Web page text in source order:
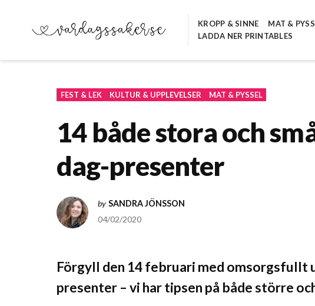
VARDAGSSAKER.SE
KROPP & SINNE MAT &
LADDA NER PRINTABLES
FEST & LEK KULTUR & UPPLEVELSER MAT & PYSSEL
14 både stora och
dag-presenter
by SANDRA JÖNSSON
04/02/2020
Förgyll den 14 februari med omsorgsfullt
presenter – vi har tipsen på både större